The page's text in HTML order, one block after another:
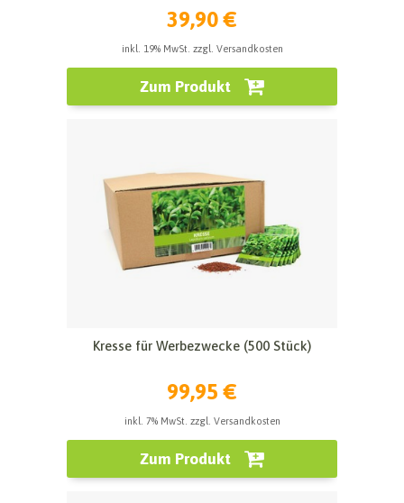
39,90 €
inkl. 19% MwSt. zzgl. Versandkosten
Zum Produkt
Kresse für Werbezwecke (500 Stück)
99,95 €
inkl. 7% MwSt. zzgl. Versandkosten
Zum Produkt